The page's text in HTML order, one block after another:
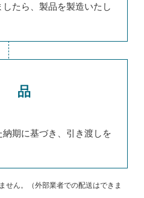
たら、製品を製造いたし
品
期に基づき、引き渡しを
せん。（外部業者での配送はできま